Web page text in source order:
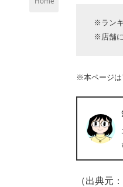
※ラン
※店舗
※本ページは
（出典元：